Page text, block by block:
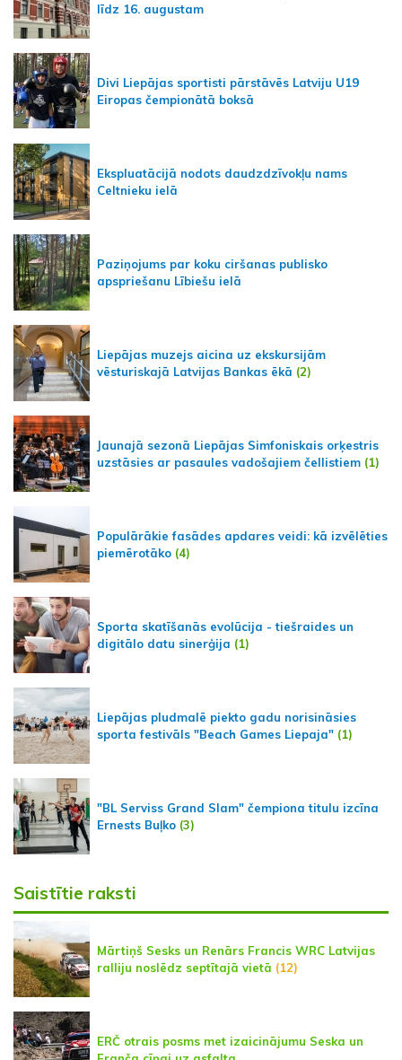
līdz 16. augustam
Divi Liepājas sportisti pārstāvēs Latviju U19
Eiropas čempionātā boksā
Ekspluatācijā nodots daudzdzīvokļu nams
Celtnieku ielā
Paziņojums par koku ciršanas publisko
apspriešanu Lībiešu ielā
Liepājas muzejs aicina uz ekskursijām
vēsturiskajā Latvijas Bankas ēkā (2)
Jaunajā sezonā Liepājas Simfoniskais orķestris
uzstāsies ar pasaules vadošajiem čellistiem (1)
Populārākie fasādes apdares veidi: kā izvēlēties
piemērotāko (4)
Sporta skatīšanās evolūcija - tiešraides un
digitālo datu sinerģija (1)
Liepājas pludmalē piekto gadu norisināsies
sporta festivāls "Beach Games Liepaja" (1)
"BL Serviss Grand Slam" čempiona titulu izcīna
Ernests Buļko (3)
Saistītie raksti
Mārtiņš Sesks un Renārs Francis WRC Latvijas
ralliju noslēdz septītajā vietā (12)
ERČ otrais posms met izaicinājumu Seska un